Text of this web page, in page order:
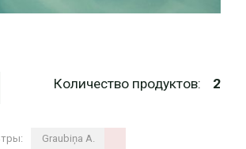
Количество продуктов: 2
Graubiņa A.